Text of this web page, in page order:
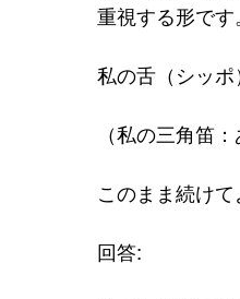
重視する形です
私の舌（シッポ
（私の三角笛
このまま続け
回答: